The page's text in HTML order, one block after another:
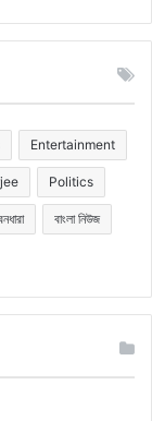
Entertainment
Politics
বাংলা নিউজ